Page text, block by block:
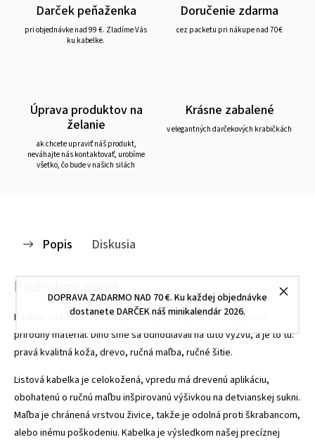
DOPRAVA ZADARMO NAD 70 €. Ku každej objednávke
dostanete DARČEK náš minikalendár 2026.
Darček peňaženka
pri objednávke nad 99 €. Zladíme Vás
ku kabelke.
Doručenie zdarma
cez packetu pri nákupe nad 70€
Úprava produktov na
želanie
ak chcete upraviť náš produkt,
neváhajte nás kontaktovať, urobíme
všetko, čo bude v našich silách
Krásne zabalené
v elegantných darčekových krabičkách
Popis Diskusia
Podrobný popis
Radíme sa k tvorcom, ktorých najväčším potešením je práve
prírodný materiál. Dlho sme sa odhodlávali na túto výzvu, a je to tu:
pravá kvalitná koža, drevo, ručná maľba, ručné šitie.
Listová kabelka je celokožená, vpredu má drevenú aplikáciu,
obohatenú o ručnú maľbu inšpirovanú výšivkou na detvianskej sukni.
Maľba je chránená vrstvou živice, takže je odolná proti škrabancom,
alebo inému poškodeniu. Kabelka je výsledkom našej precíznej